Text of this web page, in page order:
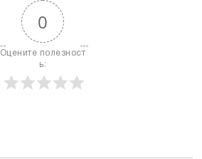
0
Оцените полезност
ь: